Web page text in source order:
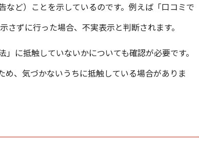
など）ことを示しているのです。例えば「口コミで
ずに行った場合、不実表示と判断されます。
に抵触していないかについても確認が必要です。
、気づかないうちに抵触している場合がありま